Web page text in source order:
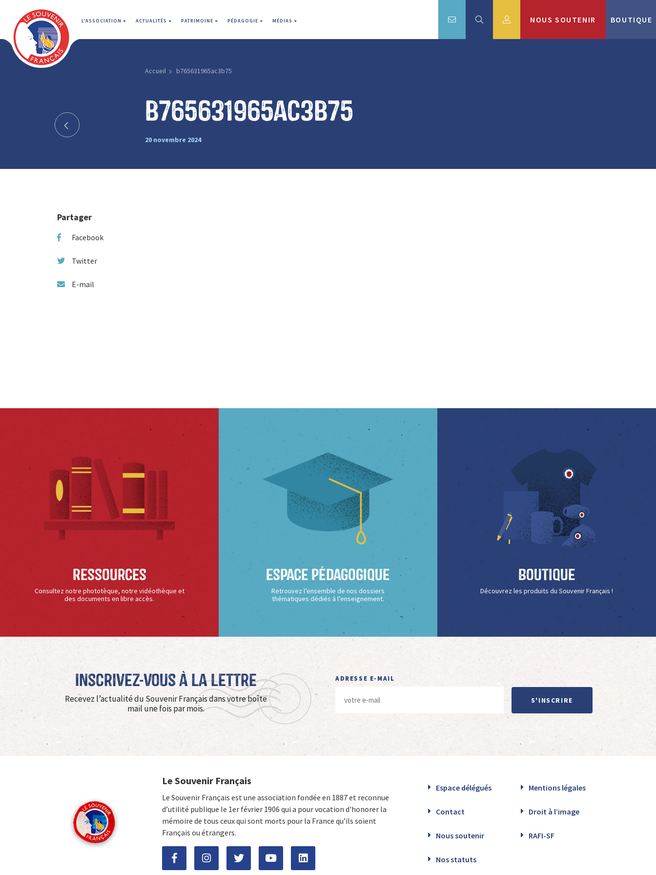
L'ASSOCIATION ACTUALITÉS PATRIMOINE PÉDAGOGIE MÉDIAS NOUS SOUTENIR BOUTIQUE
Accueil b765631965ac3b75
b765631965ac3b75
20 novembre 2024
Partager
Facebook
Twitter
E-mail
Ressources
Consultez notre phototèque, notre vidéothèque et
des documents en libre accès.
Espace Pédagogique
Retrouvez l’ensemble de nos dossiers
thématiques dédiés à l’enseignement.
Boutique
Découvrez les produits du Souvenir Français !
Inscrivez-vous à La Lettre
Recevez l’actualité du Souvenir Français dans votre boîte
mail une fois par mois.
ADRESSE E-MAIL
S'INSCRIRE
Le Souvenir Français
Le Souvenir Français est une association fondée en 1887 et reconnue
d’utilité publique le 1er février 1906 qui a pour vocation d'honorer la
mémoire de tous ceux qui sont morts pour la France qu’ils soient
Français ou étrangers.
Espace délégués Mentions légales
Contact Droit à l’image
Nous soutenir RAFI-SF
Nos statuts